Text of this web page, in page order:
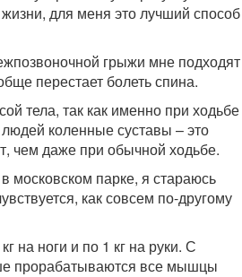
для меня это лучший способ
грыжи мне подходят
перестает болеть спина.
тела, так как именно при ходьбе
коленные суставы – это
чем даже при обычной ходьбе.
московском парке, я стараюсь
как совсем по-другому
на ноги и по 1 кг на руки. С
прорабатываются все мышцы